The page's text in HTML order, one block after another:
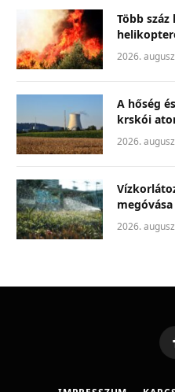
Több
2026.
A hőség
krskói
2026.
2026.